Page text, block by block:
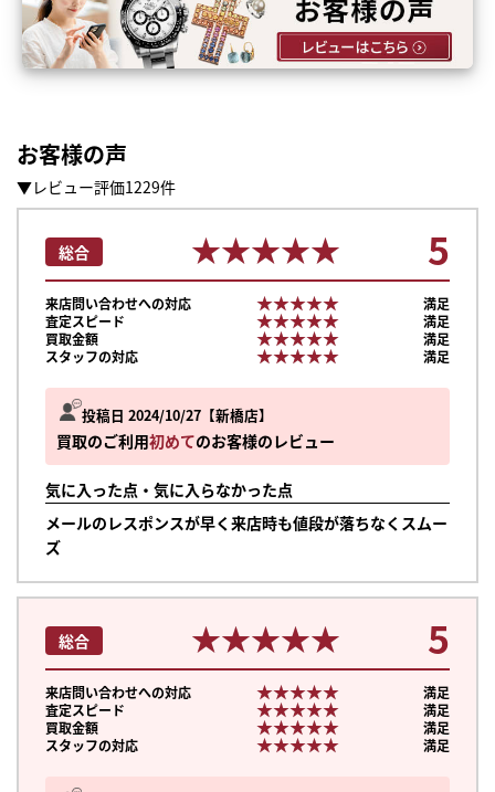
お客様の声
▼レビュー評価1229件
投稿日 2024/10/27 新橋店
買取のご利用初めてのお客様のレビュー
気に入った点・気に入らなかった点
メールのレスポンスが早く来店時も値段が落ちなくスムー
ズ
総合 ★★★★★
★★★★★ 5
来店問い合わせへの対応 ★★★★★
★★★★★
満足
査定スピード
★★★★★
★★★★★
満足
買取金額
★★★★★
★★★★★
満足
スタッフの対応
★★★★★
★★★★★ 満足
総合 ★★★★★
★★★★★ 5
来店問い合わせへの対応 ★★★★★
★★★★★
満足
査定スピード
★★★★★
★★★★★
満足
買取金額
★★★★★
★★★★★
満足
スタッフの対応
★★★★★
★★★★★ 満足